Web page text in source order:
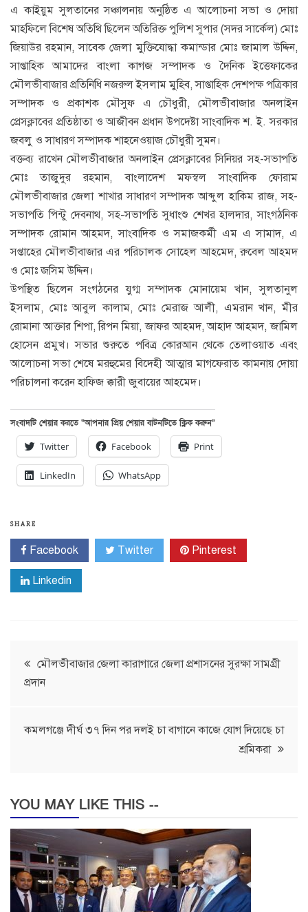
এ কাইয়ুম সুলতানের সঞ্চালনায় অনুষ্ঠিত এ আলোচনা সভা ও দোয়া
মাহফিলে বিশেষ অতিথি ছিলেন অতিরিক্ত পুলিশ সুপার (সদর সার্কেল) মোঃ
জিয়াউর রহমান, সাবেক জেলা মুক্তিযোদ্ধা কমান্ডার মোঃ জামাল উদ্দিন,
সাপ্তাহিক আমাদের বাংলা কাগজ সম্পাদক ও দৈনিক ইত্তেফাকের
মৌলভীবাজার প্রতিনিধি নজরুল ইসলাম মুহিব, সাপ্তাহিক দেশপক্ষ পত্রিকার
সম্পাদক ও প্রকাশক মৌসুফ এ চৌধুরী, মৌলভীবাজার অনলাইন
প্রেসক্লাবের প্রতিষ্ঠাতা ও আজীবন প্রধান উপদেষ্টা সাংবাদিক শ. ই. সরকার
জবলু ও সাধারণ সম্পাদক শাহনেওয়াজ চৌধুরী সুমন।
বক্তব্য রাখেন মৌলভীবাজার অনলাইন প্রেসক্লাবের সিনিয়র সহ-সভাপতি
মোঃ তাজুদুর রহমান, বাংলাদেশ মফস্বল সাংবাদিক ফোরাম
মৌলভীবাজার জেলা শাখার সাধারণ সম্পাদক আব্দুল হাকিম রাজ, সহ-
সভাপতি পিন্টু দেবনাথ, সহ-সভাপতি সুধাংশু শেখর হালদার, সাংগঠনিক
সম্পাদক রোমান আহমদ, সাংবাদিক ও সমাজকর্মী এম এ সামাদ, এ
সপ্তাহের মৌলভীবাজার এর পরিচালক সোহেল আহমেদ, রুবেল আহমদ
ও মোঃ জসিম উদ্দিন।
উপস্থিত ছিলেন সংগঠনের যুগ্ম সম্পাদক মোনায়েম খান, সুলতানুল
ইসলাম, মোঃ আবুল কালাম, মোঃ মেরাজ আলী, এমরান খান, মীর
রোমানা আক্তার শিপা, রিপন মিয়া, জাফর আহমদ, আহাদ আহমদ, জামিল
হোসেন প্রমুখ। সভার শুরুতে পবিত্র কোরআন থেকে তেলাওয়াত এবং
আলোচনা সভা শেষে মরহুমের বিদেহী আত্মার মাগফেরাত কামনায় দোয়া
পরিচালনা করেন হাফিজ ক্কারী জুবায়ের আহমেদ।
সংবাদটি শেয়ার করতে “আপনার প্রিয় শেয়ার বাটনটিতে ক্লিক করুন”
Twitter Facebook Print
LinkedIn WhatsApp
SHARE
Facebook Twitter Pinterest
Linkedin
Post
navigation
মৌলভীবাজার জেলা কারাগারে জেলা প্রশাসনের সুরক্ষা সামগ্রী
প্রদান
কমলগঞ্জে দীর্ঘ ৩৭ দিন পর দলই চা বাগানে কাজে যোগ দিয়েছে চা
শ্রমিকরা
YOU MAY LIKE THIS --